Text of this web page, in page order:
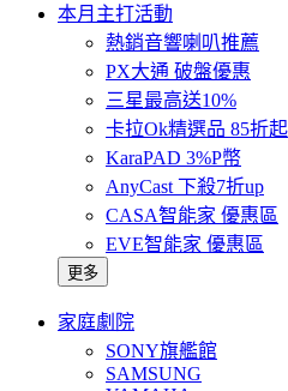
本月主打活動
熱銷音響喇叭推薦
PX大通 破盤優惠
三星最高送10%
卡拉Ok精選品 85折起
KaraPAD 3%P幣
AnyCast 下殺7折up
CASA智能家 優惠區
EVE智能家 優惠區
更多
家庭劇院
SONY旗艦館
SAMSUNG